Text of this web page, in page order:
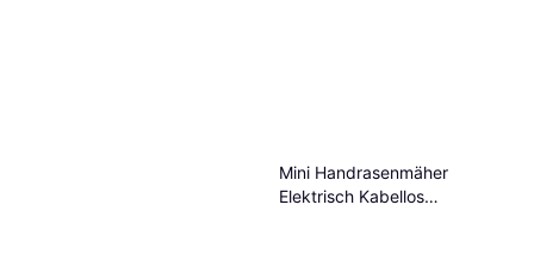
8,69 €
1 Shop
Mini Handrasenmäher
Elektrisch Kabellos